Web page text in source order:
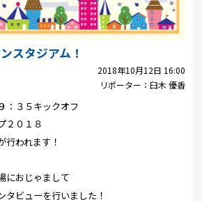
ト
ケンジュ
愛の募金
防災・減災
ング
スタジアム！
2018年10月12日 16:00
リポーター： 臼木 優香
：３５キックオフ
２０１８
行われます！
におじゃまして
タビューを行いました！